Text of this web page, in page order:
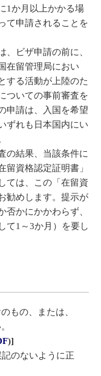
1か月以上かかる場
て申請されることを
、ビザ申請の前に、
在留管理局におい
する活動が上陸のた
ついての事前審査を
申請は、入国を希望
ずれも日本国内にい
の結果、当該条件に
留資格認定証明書」
ては、この「在留資
勧めします。提示が
否かにかかわらず、
て1～3か月）を要し
もの、または、
)]
のないように正